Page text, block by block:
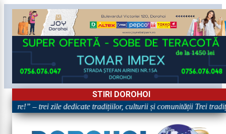
STIRI DOROHOI
– trei zile dedicate tradițiilor, culturii și comunității Trei